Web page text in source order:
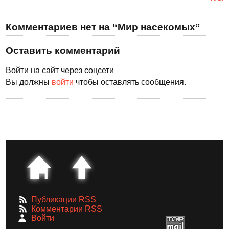
Комментариев нет на “Мир насекомых”
Оставить комментарий
Войти на сайт через соцсети
Вы должны войти чтобы оставлять сообщения.
Публикации RSS
Комментарии RSS
Войти